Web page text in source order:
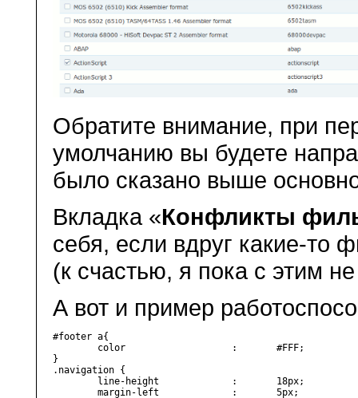
Обратите внимание, при
умолчанию вы будете
было сказано выше
Вкладка «Конфликты
себя, если вдруг какие-то
(к счастью, я пока с этим
А вот и пример
#footer a{
}
.navigation {
	margin-left             :       5px;